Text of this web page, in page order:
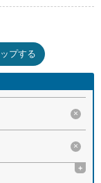
プする
×
×
+